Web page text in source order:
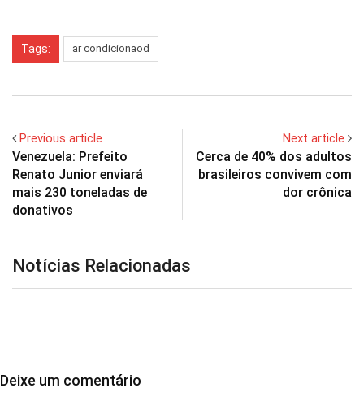
Tags: ar condicionaod
Previous article
Venezuela: Prefeito
Renato Junior enviará
mais 230 toneladas de
donativos
Next article
Cerca de 40% dos adultos
brasileiros convivem com
dor crônica
Notícias Relacionadas
Deixe um comentário